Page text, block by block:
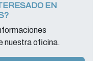
EN
nuestra oficina.